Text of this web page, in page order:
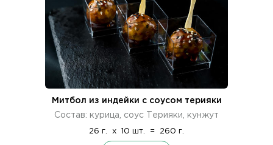
Митбол из индейки с соусом терияки
Состав: курица, соус Терияки, кунжут
26 г. x 10 шт. = 260 г.